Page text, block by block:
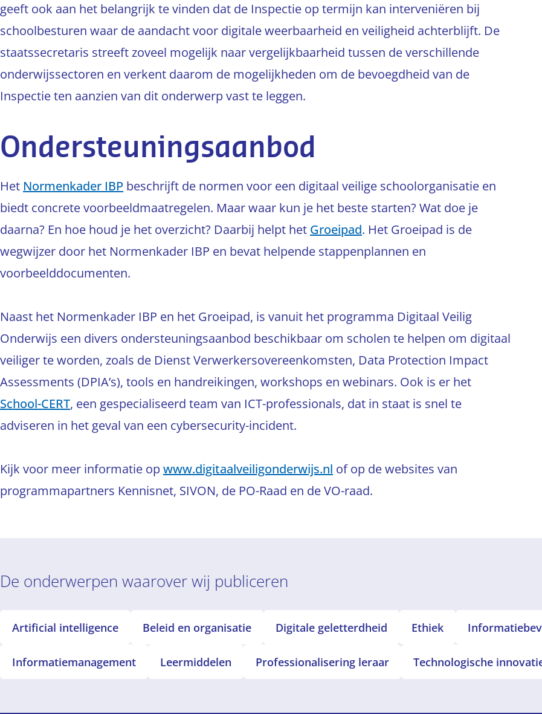
geeft ook aan het belangrijk te vinden dat de Inspectie op termijn kan interveniëren bij
schoolbesturen waar de aandacht voor digitale weerbaarheid en veiligheid achterblijft. De
staatssecretaris streeft zoveel mogelijk naar vergelijkbaarheid tussen de verschillende
onderwijssectoren en verkent daarom de mogelijkheden om de bevoegdheid van de
Inspectie ten aanzien van dit onderwerp vast te leggen.
Ondersteuningsaanbod
Het Normenkader IBP beschrijft de normen voor een digitaal veilige schoolorganisatie en
biedt concrete voorbeeldmaatregelen. Maar waar kun je het beste starten? Wat doe je
daarna? En hoe houd je het overzicht? Daarbij helpt het Groeipad. Het Groeipad is de
wegwijzer door het Normenkader IBP en bevat helpende stappenplannen en
voorbeelddocumenten.
Naast het Normenkader IBP en het Groeipad, is vanuit het programma Digitaal Veilig
Onderwijs een divers ondersteuningsaanbod beschikbaar om scholen te helpen om digitaal
veiliger te worden, zoals de Dienst Verwerkersovereenkomsten, Data Protection Impact
Assessments (DPIA’s), tools en handreikingen, workshops en webinars. Ook is er het
School-CERT, een gespecialiseerd team van ICT-professionals, dat in staat is snel te
adviseren in het geval van een cybersecurity-incident.
Kijk voor meer informatie op www.digitaalveiligonderwijs.nl of op de websites van
programmapartners Kennisnet, SIVON, de PO-Raad en de VO-raad.
De onderwerpen waarover wij publiceren
Artificial intelligence Beleid en organisatie Digitale geletterdheid Ethiek
Informatiemanagement Leermiddelen Professionalisering leraar Technologische